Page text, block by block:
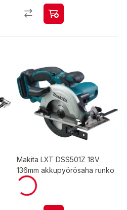
Makita LXT DSS501Z 18V
136mm akkupyörösaha runko